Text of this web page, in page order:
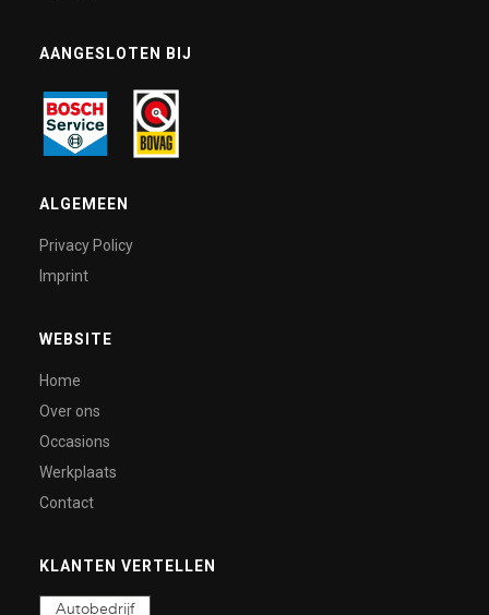
AANGESLOTEN BIJ
ALGEMEEN
Privacy Policy
Imprint
WEBSITE
Home
Over ons
Occasions
Werkplaats
Contact
KLANTEN VERTELLEN
Autobedrijf